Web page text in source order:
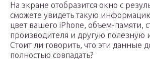
На экране отобразится окно с
сможете увидеть такую
цвет вашего iPhone, объем-памяти,
производителя и другую
Стоит ли говорить, что эти данные
полностью совпадать?